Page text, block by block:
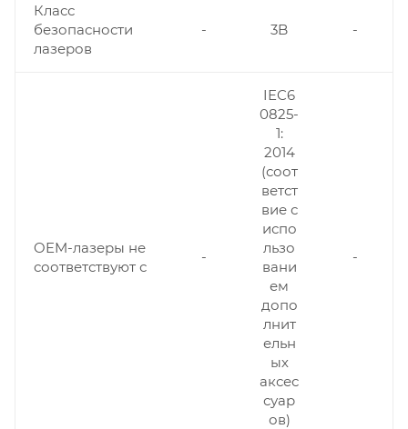
Класс
безопасности
лазеров
- 3B -
OEM-лазеры не
соответствуют с
-
IEC6
0825-
1:
2014
(соот
ветст
вие с
испо
льзо
вани
ем
допо
лнит
ельн
ых
аксес
суар
ов)
-